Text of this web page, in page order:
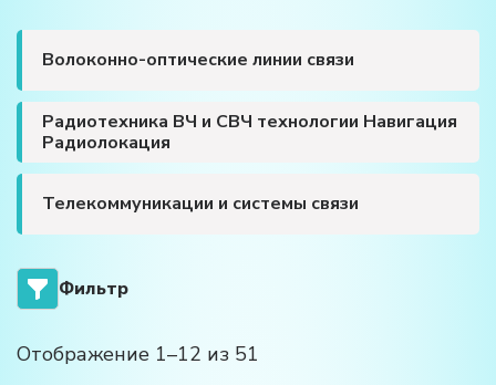
Волоконно-оптические линии связи
Радиотехника ВЧ и СВЧ технологии Навигация
Радиолокация
Телекоммуникации и системы связи
Фильтр
Отображение 1–12 из 51